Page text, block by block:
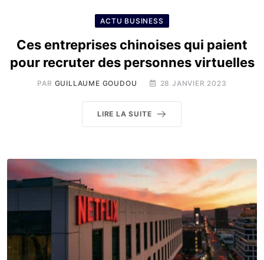
ACTU BUSINESS
Ces entreprises chinoises qui paient
pour recruter des personnes virtuelles
PAR GUILLAUME GOUDOU 28 JANVIER 2023
LIRE LA SUITE